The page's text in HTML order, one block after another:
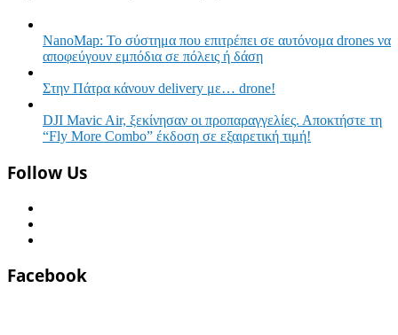
NanoMap: Το σύστημα που επιτρέπει σε αυτόνομα drones να
αποφεύγουν εμπόδια σε πόλεις ή δάση
Στην Πάτρα κάνουν delivery με… drone!
DJI Mavic Air, ξεκίνησαν οι προπαραγγελίες. Αποκτήστε τη
“Fly More Combo” έκδοση σε εξαιρετική τιμή!
Follow Us
Facebook